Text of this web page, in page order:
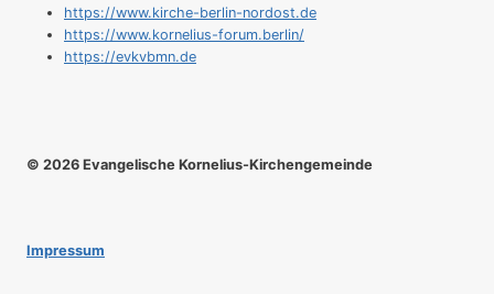
https://www.kirche-berlin-nordost.de
https://www.kornelius-forum.berlin/
https://evkvbmn.de
© 2026 Evangelische Kornelius-Kirchengemeinde
Impressum